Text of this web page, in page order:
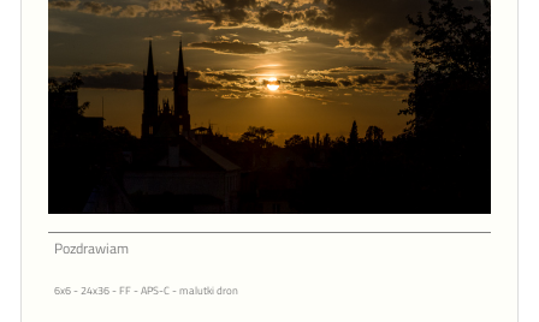
Pozdrawiam
6x6 - 24x36 - FF - APS-C - malutki dron